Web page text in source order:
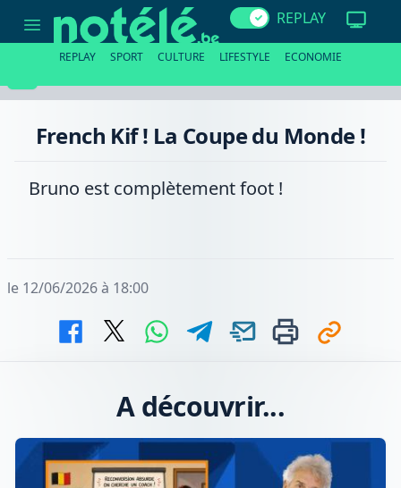
Monde
REPLAY
REPLAY SPORT CULTURE LIFESTYLE ECONOMIE
French Kif ! La Coupe du Monde !
Bruno est complètement foot !
le 12/06/2026 à 18:00
A découvrir...